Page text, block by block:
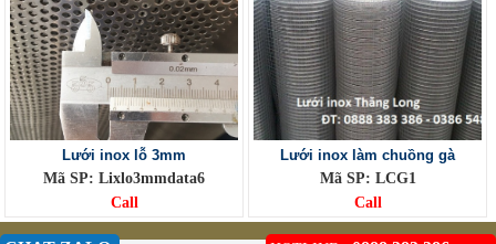
Lưới inox lỗ 3mm
Mã SP: Lixlo3mmdata6
Call
Lưới inox làm chuồng gà
Mã SP: LCG1
Call